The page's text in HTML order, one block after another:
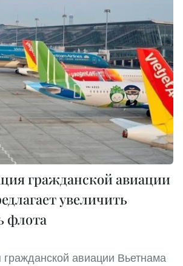
гражданской авиации
увеличить
флота
авиации Вьетнама